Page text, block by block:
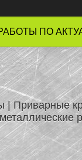
ПО
| Приварные